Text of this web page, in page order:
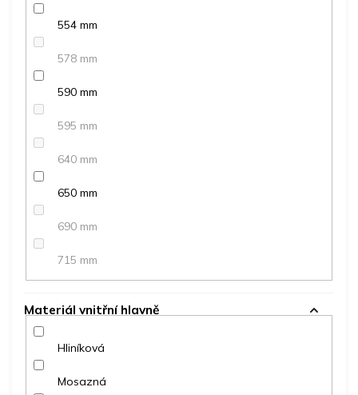
554 mm
578 mm
590 mm
595 mm
640 mm
650 mm
690 mm
715 mm
Materiál vnitřní hlavně
Hliníková
Mosazná